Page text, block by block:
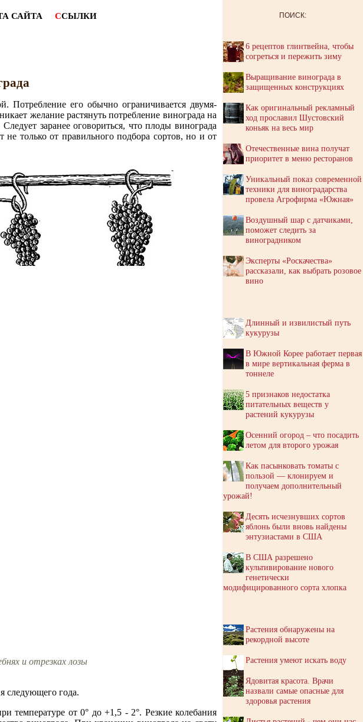
САЙТА ССЫЛКИ
Потребление его обычно ограничивается двумя-
желание растянуть потребление винограда на
заранее оговориться, что плоды винограда
не только от правильного подбора сортов, но и от
и отрезках лозы
следующего года.
температуре от 0° до +1,5 - 2°. Резкие колебания
ПОИСК:
6 рецептов глинтвейна, чтобы
согреться и пережить зиму
Выращивание винограда в
защищенных конструкциях
Как оригинальный рекламный
ход прославил Шустовский
коньяк на весь мир
Отечественные вина получат
приоритет в меню ресторанов
Уникальный показ современной
техники для виноградарства
провела Агрофирма «Южная»
Воздушный шар с датчиками,
поможет следить за
виноградником
Эксперты «Роскачества»
рассказали, как выбрать розовое
вино
Длинный и извилистый путь
кукурузы
В Южной Корее работает первая
в мире вертикальная ферма в
тоннеле
5 признаков недостатка
питательных веществ у
растений кукурузы
Осенний огород – что посадить
летом для второго урожая
Как пасынковать томаты с
пользой — клонируем и
получаем дополнительный
урожай!
Десять исчезнувших сортов
яблонь были вновь найдены
энтузиастами в США
В США разрешено
культивирование нового
генетически
модифицированного сорта хлопка
Растения обнаружены на
рекордной высоте
Растения умеют искать воду
Ядовитая красота. Врачи
назвали самые опасные для
здоровья растения